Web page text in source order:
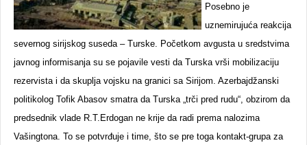
Posebno je
uznemirujuća reakcija
severnog sirijskog suseda – Turske. Početkom avgusta u sredstvima
javnog informisanja su se pojavile vesti da Turska vrši mobilizaciju
rezervista i da skuplja vojsku na granici sa Sirijom. Azerbajdžanski
politikolog Tofik Abasov smatra da Turska „trči pred rudu“, obzirom da
predsednik vlade R.T.Erdogan ne krije da radi prema nalozima
Vašingtona. To se potvrđuje i time, što se pre toga kontakt-grupa za